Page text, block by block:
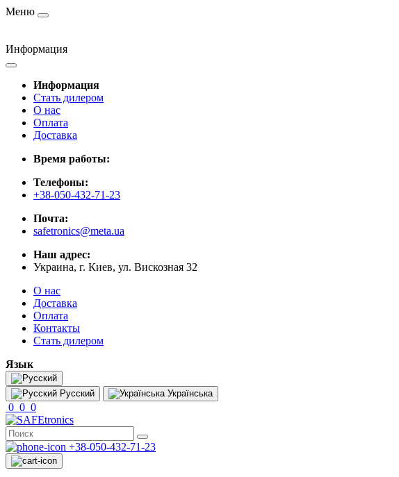
Меню
Информация
Информация
Стать дилером
О нас
Оплата
Доставка
Время работы:
Телефоны:
+38-050-432-71-23
Почта:
safetronics@meta.ua
Наш адрес:
Украина, г. Киев, ул. Вискозная 32
О нас
Доставка
Оплата
Контакты
Стать дилером
Язык
Русский Українська
0 0 0
+38-050-432-71-23